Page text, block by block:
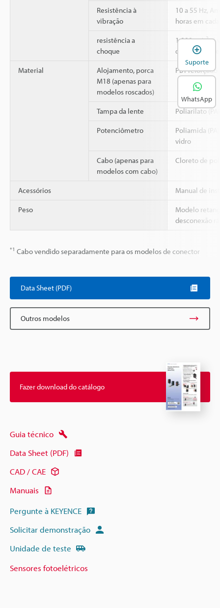
Resistência à
vibração
10 a 55 Hz,
horas em
resistência a
choque
1,000 m/s2, 6
direções X, Y
Material
Alojamento, porca
M18 (apenas para
modelos roscados)
PBT
Tampa da lente Poliarilato
Potenciômetro
Poliamida
vidro
Cabo (apenas para
modelos com cabo)
Cloreto de
Acessórios Manual de
Peso
Modelo
desconexão
*1 Cabo vendido separadamente para os modelos de conector
Data Sheet (PDF)
Outros modelos
Fazer download do catálogo
Guia técnico
Data Sheet (PDF)
CAD / CAE
Manuais
Pergunte à KEYENCE
Solicitar demonstração
Unidade de teste
Sensores fotoelétricos
Suporte
WhatsApp